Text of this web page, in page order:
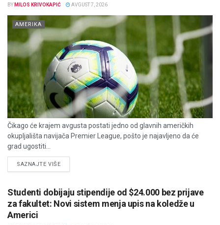
BY MILOS KRIVOKAPIĆ AVGUST 7, 2026
AMERIKA
Čikago će krajem avgusta postati jedno od glavnih američkih
okupljališta navijača Premier League, pošto je najavljeno da će
grad ugostiti...
SAZNAJTE VIŠEDETAILS
Studenti dobijaju stipendije od $24.000 bez prijave
za fakultet: Novi sistem menja upis na koledže u
Americi